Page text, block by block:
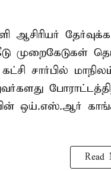
ஆசிரியர்
முறைகேடுகள்
சார்பில்
ஒய்.எஸ்.ஆர்
Read